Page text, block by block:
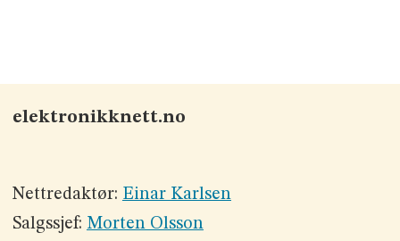
elektronikknett.no
Nettredaktør: Einar Karlsen
Salgssjef: Morten Olsson